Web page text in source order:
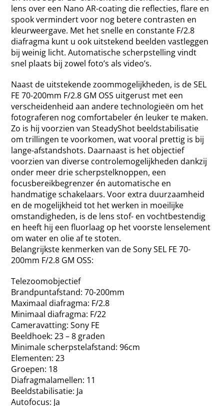
lens over een Nano AR-coating die reflecties, flare en
spook vermindert voor nog betere contrasten en
kleurweergave. Met het snelle en constante F/2.8
diafragma kunt u ook uitstekend beelden vastleggen
bij weinig licht. Automatische scherpstelling vindt
snel plaats bij zowel foto’s als video’s.
Naast de uitstekende zoommogelijkheden, is de SEL
FE 70-200mm F/2.8 GM OSS uitgerust met een
verscheidenheid aan andere technologieën om het
fotograferen nog comfortabeler én leuker te maken.
Zo is hij voorzien van SteadyShot beeldstabilisatie
om trillingen te voorkomen, wat vooral prettig is bij
lange-afstandshots. Daarnaast is het objectief
voorzien van diverse controlemogelijkheden dankzij
onder meer drie scherpstelknoppen, een
focusbereikbegrenzer én automatische en
handmatige schakelaars. Voor extra duurzaamheid
en de mogelijkheid tot het werken in moeilijke
omstandigheden, is de lens stof- en vochtbestendig
en heeft hij een fluorlaag op het voorste lenselement
om water en olie af te stoten.
Belangrijkste kenmerken van de Sony SEL FE 70-
200mm F/2.8 GM OSS:
Telezoomobjectief
Brandpuntafstand: 70-200mm
Maximaal diafragma: F/2.8
Minimaal diafragma: F/22
Cameravatting: Sony FE
Beeldhoek: 23 – 8 graden
Minimale scherpstelafstand: 96cm
Elementen: 23
Groepen: 18
Diafragmalamellen: 11
Beeldstabilisatie: Ja
Autofocus: Ja